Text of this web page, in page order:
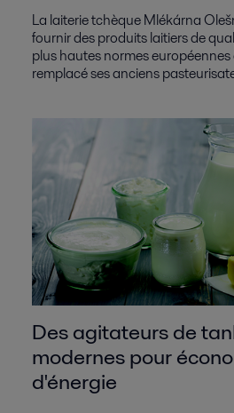
La laiterie tchèque Mlékárna
fournir des produits laitiers de
plus hautes normes européennes
remplacé ses anciens
Des agitateurs de
modernes pour
d'énergie